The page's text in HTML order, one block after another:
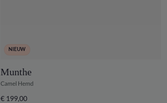
NIEUW
Munthe
Camel Hemd
€ 199,00